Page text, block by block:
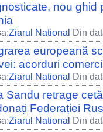
nou ghid
Ziarul National Din
europeană
acorduri
Ziarul National Din
Sandu retrage
Federației
Ziarul National Din